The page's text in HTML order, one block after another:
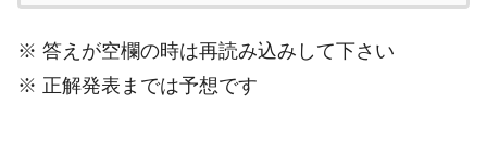
※ 答えが空欄の時は再読み込みして下さい
※ 正解発表までは予想です